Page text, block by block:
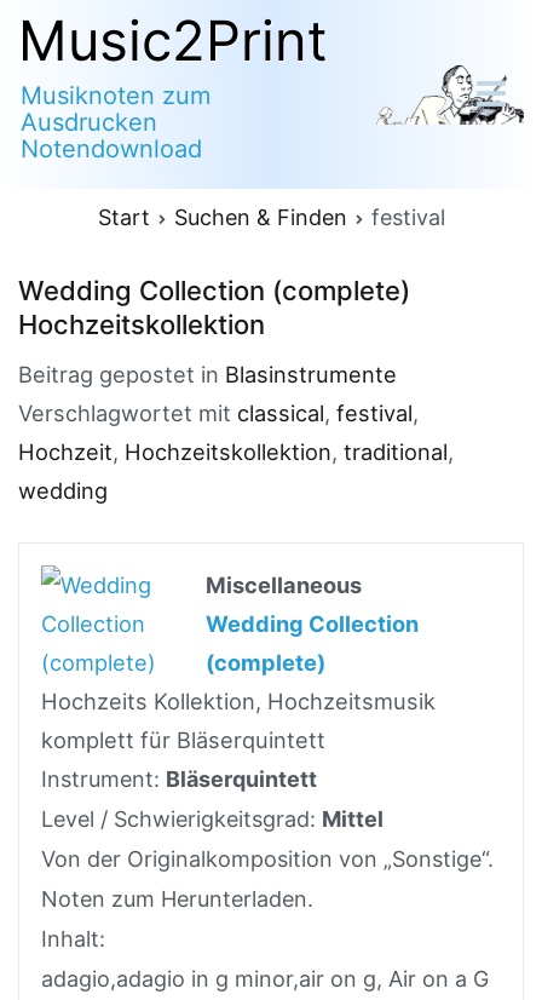
Zum
Inhalt
springen
Music2Print
Musiknoten zum
Ausdrucken
Notendownload
Start Suchen & Finden festival
Wedding Collection (complete)
Hochzeitskollektion
Beitrag gepostet in Blasinstrumente
Verschlagwortet mit classical, festival,
Hochzeit, Hochzeitskollektion, traditional,
wedding
Miscellaneous
Wedding Collection
(complete)
Hochzeits Kollektion, Hochzeitsmusik
komplett für Bläserquintett
Instrument: Bläserquintett
Level / Schwierigkeitsgrad: Mittel
Von der Originalkomposition von „Sonstige“.
Noten zum Herunterladen.
Inhalt:
adagio,adagio in g minor,air on g, Air on a G